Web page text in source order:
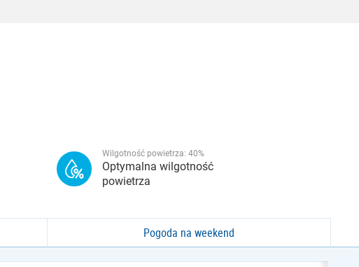
Wilgotność powietrza: 40%
Optymalna wilgotność
powietrza
Pogoda na weekend